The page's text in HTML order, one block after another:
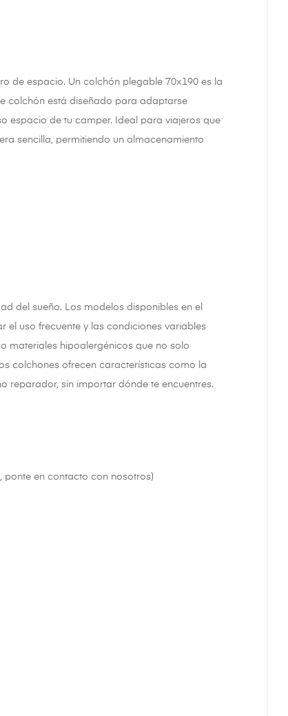
de espacio. Un colchón plegable 70x190 es la
colchón está diseñado para adaptarse
espacio de tu camper. Ideal para viajeros que
sencilla, permitiendo un almacenamiento
del sueño. Los modelos disponibles en el
el uso frecuente y las condiciones variables
materiales hipoalergénicos que no solo
colchones ofrecen características como la
reparador, sin importar dónde te encuentres.
ponte en contacto con nosotros)